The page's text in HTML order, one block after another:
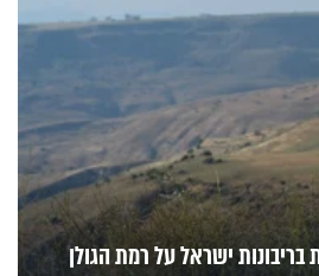
ישראל על רמת הגולן